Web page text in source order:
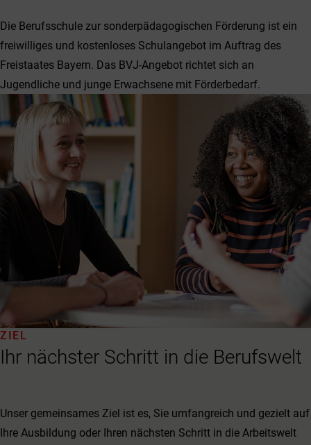
Die Berufsschule zur sonderpädagogischen Förderung ist ein
freiwilliges und kostenloses Schulangebot im Auftrag des
Freistaates Bayern. Das BVJ-Angebot richtet sich an
Jugendliche und junge Erwachsene mit Förderbedarf.
Ihr nächster Schritt in die Berufswelt
ZIEL
Unser gemeinsames Ziel ist es, Sie umfangreich und gezielt auf
Ihre Ausbildung oder Ihren nächsten Schritt in die Arbeitswelt